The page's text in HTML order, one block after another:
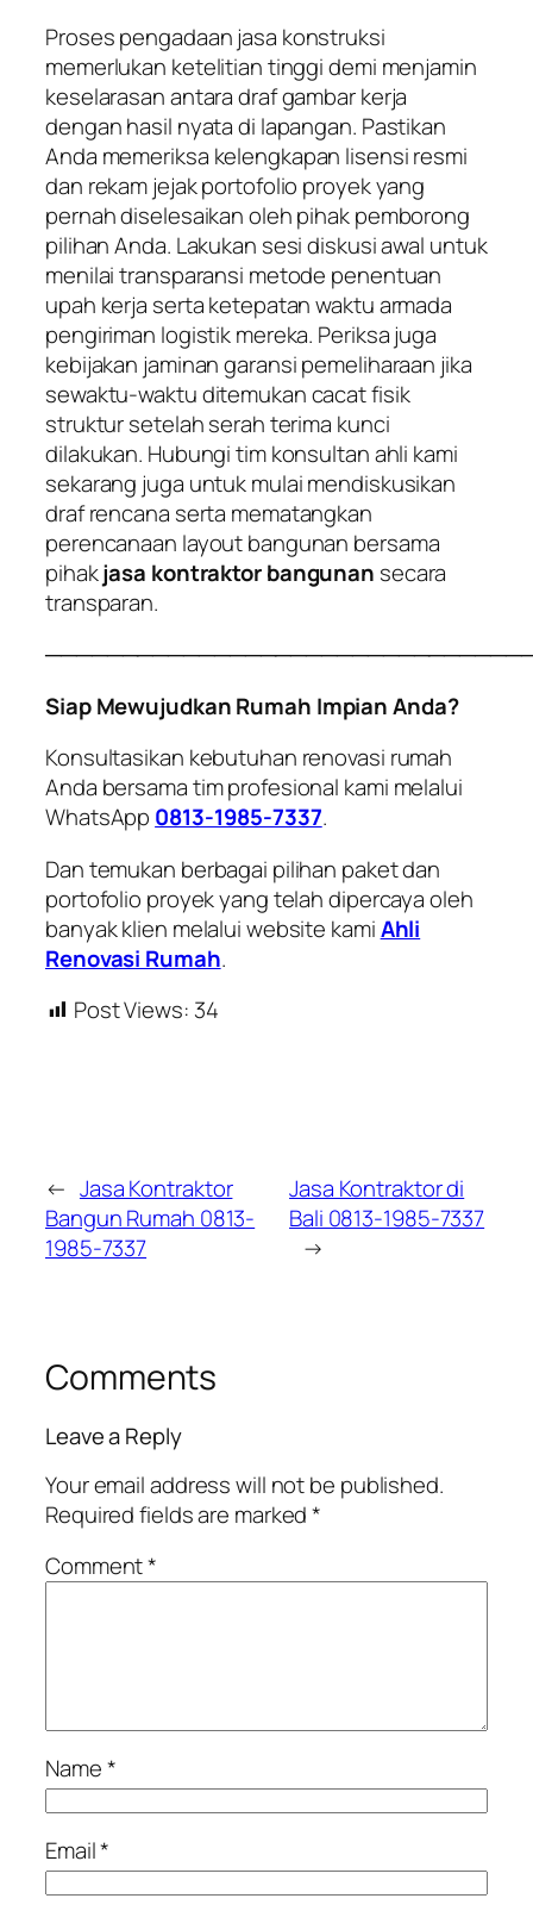
Proses pengadaan jasa konstruksi
memerlukan ketelitian tinggi demi menjamin
keselarasan antara draf gambar kerja
dengan hasil nyata di lapangan. Pastikan
Anda memeriksa kelengkapan lisensi resmi
dan rekam jejak portofolio proyek yang
pernah diselesaikan oleh pihak pemborong
pilihan Anda. Lakukan sesi diskusi awal untuk
menilai transparansi metode penentuan
upah kerja serta ketepatan waktu armada
pengiriman logistik mereka. Periksa juga
kebijakan jaminan garansi pemeliharaan jika
sewaktu-waktu ditemukan cacat fisik
struktur setelah serah terima kunci
dilakukan. Hubungi tim konsultan ahli kami
sekarang juga untuk mulai mendiskusikan
draf rencana serta mematangkan
perencanaan layout bangunan bersama
pihakjasa kontraktor bangunan secara
transparan.
Siap Mewujudkan Rumah Impian Anda?
Konsultasikan kebutuhan renovasi rumah
Anda bersama tim profesional kami melalui
WhatsApp 0813-1985-7337.
Dan temukan berbagai pilihan paket dan
portofolio proyek yang telah dipercaya oleh
banyak klien melalui website kamiAhli
Renovasi Rumah.
Post Views: 34
← Jasa Kontraktor
Bangun Rumah 0813-
1985-7337
Jasa Kontraktor di
Bali 0813-1985-7337
→
Comments
Leave a Reply
Your email address will not be published.
Required fields are marked*
Comment*
Name*
Email*